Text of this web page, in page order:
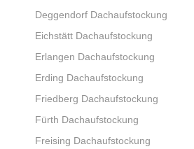
Deggendorf Dachaufstockung
Eichstätt Dachaufstockung
Erlangen Dachaufstockung
Erding Dachaufstockung
Friedberg Dachaufstockung
Fürth Dachaufstockung
Freising Dachaufstockung